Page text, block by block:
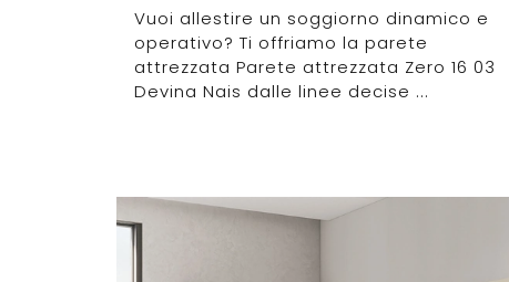
Vuoi allestire un soggiorno dinamico e
operativo? Ti offriamo la parete
attrezzata Parete attrezzata Zero 16 03
Devina Nais dalle linee decise ...